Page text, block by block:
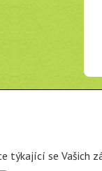
týkající se